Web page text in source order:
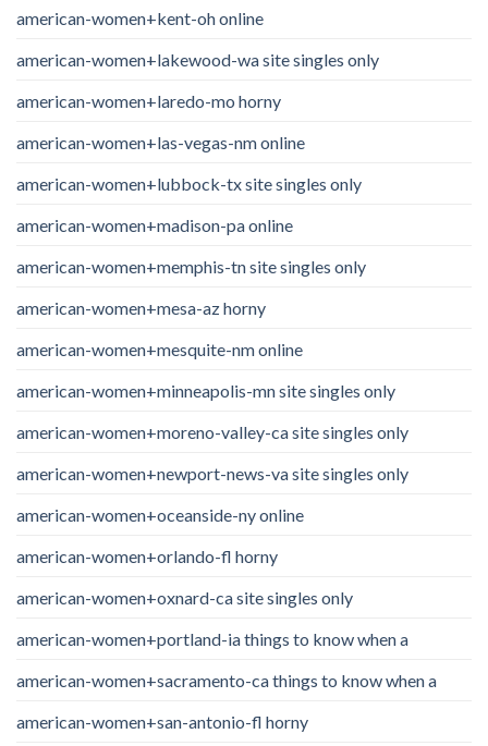
american-women+kent-oh online
american-women+lakewood-wa site singles only
american-women+laredo-mo horny
american-women+las-vegas-nm online
american-women+lubbock-tx site singles only
american-women+madison-pa online
american-women+memphis-tn site singles only
american-women+mesa-az horny
american-women+mesquite-nm online
american-women+minneapolis-mn site singles only
american-women+moreno-valley-ca site singles only
american-women+newport-news-va site singles only
american-women+oceanside-ny online
american-women+orlando-fl horny
american-women+oxnard-ca site singles only
american-women+portland-ia things to know when a
american-women+sacramento-ca things to know when a
american-women+san-antonio-fl horny